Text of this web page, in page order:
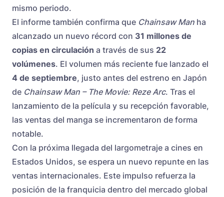
mismo periodo.
El informe también confirma que Chainsaw Man ha
alcanzado un nuevo récord con 31 millones de
copias en circulación a través de sus 22
volúmenes. El volumen más reciente fue lanzado el
4 de septiembre, justo antes del estreno en Japón
de Chainsaw Man – The Movie: Reze Arc. Tras el
lanzamiento de la película y su recepción favorable,
las ventas del manga se incrementaron de forma
notable.
Con la próxima llegada del largometraje a cines en
Estados Unidos, se espera un nuevo repunte en las
ventas internacionales. Este impulso refuerza la
posición de la franquicia dentro del mercado global